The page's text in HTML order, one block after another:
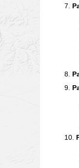
7.
8.
9.
10.